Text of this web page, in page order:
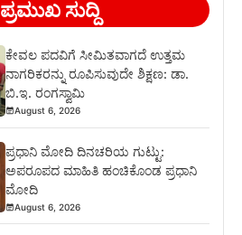
ಪ್ರಮುಖ ಸುದ್ದಿ
ಕೇವಲ ಪದವಿಗೆ ಸೀಮಿತವಾಗದೆ ಉತ್ತಮ
ನಾಗರಿಕರನ್ನು ರೂಪಿಸುವುದೇ ಶಿಕ್ಷಣ: ಡಾ.
ಬಿ.ಇ. ರಂಗಸ್ವಾಮಿ
August 6, 2026
ಪ್ರಧಾನಿ ಮೋದಿ ದಿನಚರಿಯ ಗುಟ್ಟು:
ಅಪರೂಪದ ಮಾಹಿತಿ ಹಂಚಿಕೊಂಡ ಪ್ರಧಾನಿ
ಮೋದಿ
August 6, 2026